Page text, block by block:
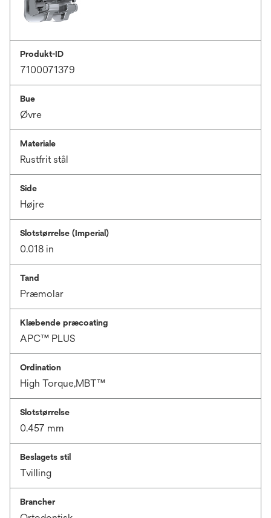
Produkt-ID
7100071379
Bue
Øvre
Materiale
Rustfrit stål
Side
Højre
Slotstørrelse (Imperial)
0.018 in
Tand
Præmolar
Klæbende præcoating
APC™ PLUS
Ordination
High Torque,MBT™
Slotstørrelse
0.457 mm
Beslagets stil
Tvilling
Brancher